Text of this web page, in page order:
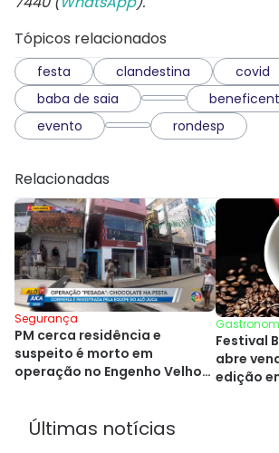
Tópicos relacionados
festa clandestina
covid
baba de saia
evento
rondesp
Relacionadas
Segurança
PM cerca residência e
suspeito é morto em
operação no Engenho Velho
Festival
abre
edição
Últimas notícias